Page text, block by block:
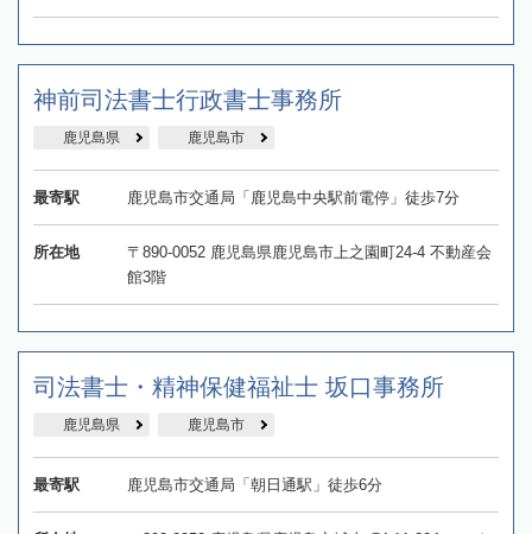
神前司法書士行政書士事務所
鹿児島県 鹿児島市
最寄駅 鹿児島市交通局「鹿児島中央駅前電停」徒歩7分
所在地
〒890-0052 鹿児島県鹿児島市上之園町24-4 不動産会
館3階
司法書士・精神保健福祉士 坂口事務所
鹿児島県 鹿児島市
最寄駅 鹿児島市交通局「朝日通駅」徒歩6分